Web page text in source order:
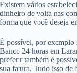
Existem vários
dinheiro de volta nas
forma que você deseja
É possível, por exemplo
Banco 24 horas em
preferir também é
sua fatura. Tudo isso de